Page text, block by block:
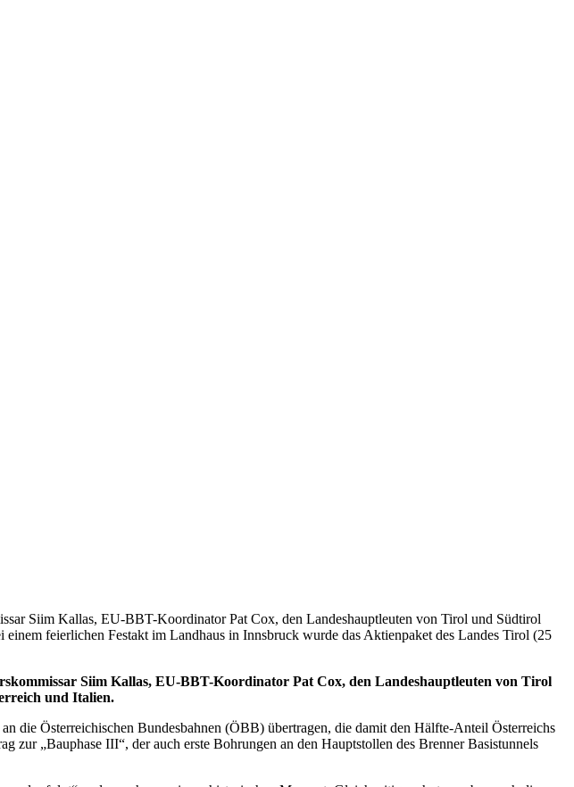
Siim Kallas, EU-BBT-Koordinator Pat Cox, den Landeshauptleuten von Tirol und Südtirol
feierlichen Festakt im Landhaus in Innsbruck wurde das Aktienpaket des Landes Tirol (25
Siim Kallas, EU-BBT-Koordinator Pat Cox, den Landeshauptleuten von Tirol
und Italien.
die Österreichischen Bundesbahnen (ÖBB) übertragen, die damit den Hälfte-Anteil Österreichs
„Bauphase III“, der auch erste Bohrungen an den Hauptstollen des Brenner Basistunnels